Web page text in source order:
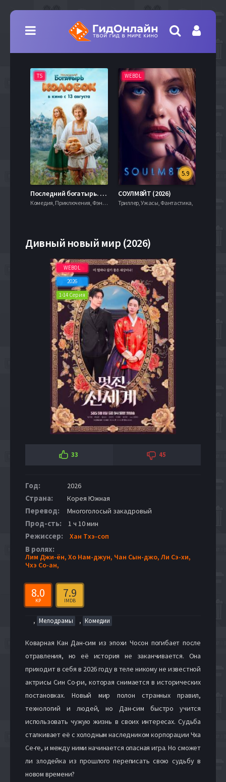
TS
Последний богатырь. Колобок (2026)
Комедия, Приключения, Фэнтези,
WEBDL
5.9
СОУЛМ8ЙТ (2026)
Триллер, Ужасы, Фантастика,
Дивный новый мир (2026)
WEBDL
2026
1-14 Серия
33 45
Год: 2026
Страна: Корея Южная
Перевод: Многоголосый закадровый
Прод-сть: 1 ч 10 мин
Режиссер: Хан Тхэ-соп
В ролях:
Лим Джи-ён, Хо Нам-джун, Чан Сын-джо,Ли Сэ-хи,
Чхэ Со-ан,
8.0
KP
7.9
IMDB
, Мелодрамы , Комедии
Коварная Кан Дан-сим из эпохи Чосон погибает после
отравления, но её история не заканчивается. Она
приходит в себя в 2026 году в теле никому не известной
актрисы Син Со-ри, которая снимается в исторических
постановках. Новый мир полон странных правил,
технологий и людей, но Дан-сим быстро учится
использовать чужую жизнь в своих интересах. Судьба
сталкивает её с холодным наследником корпорации Чха
Се-ге, и между ними начинается опасная игра. Но сможет
ли злодейка из прошлого переписать свою судьбу в
новом времени?